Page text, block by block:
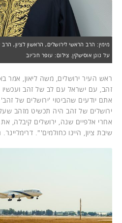
מימין: הרב הראשי לירושלים, הראשון
על גונן אוסישקין. צילום: עופר חג'יוב
ראש העיר ירושלים, משה ליאון, אמר
זהב, עם ישראל עם לב של זהב ועכשיו
אתם יודעים שהביטוי 'ירושלים של
ירושלים של זהב היה תכשיט מזהב
אחרי אלפיים שנה, ירושלים קיבלה,
שיבת ציון, היינו כחולמים'".